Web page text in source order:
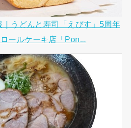
｜うどんと寿司「えびす」5周年
ールケーキ店「Pon...